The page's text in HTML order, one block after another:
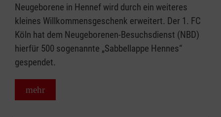
Neugeborene in Hennef wird durch ein weiteres
kleines Willkommensgeschenk erweitert. Der 1. FC
Köln hat dem Neugeborenen-Besuchsdienst (NBD)
hierfür 500 sogenannte „Sabbellappe Hennes“
gespendet.
mehr